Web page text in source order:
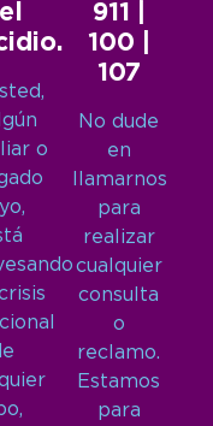
o
911 |
100 |
107
No dude
en
llamarnos
para
realizar
cualquier
consulta
o
reclamo.
Estamos
para